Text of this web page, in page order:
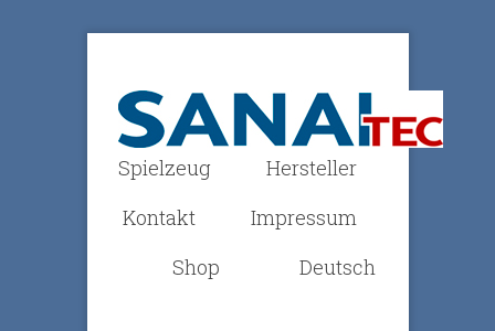
Spielzeug
Hersteller
Kontakt
Impressum
Shop
Deutsch